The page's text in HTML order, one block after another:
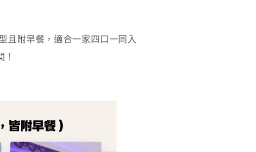
且附早餐，適合一家四口一同入